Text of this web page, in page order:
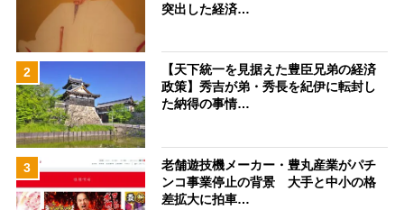
突出した経済…
2
【天下統一を見据えた豊臣兄弟の経済
政策】秀吉が弟・秀長を紀伊に転封し
た納得の事情…
3
老舗遊技機メーカー・豊丸産業がパチ
ンコ事業停止の背景 大手と中小の格
差拡大に拍車…